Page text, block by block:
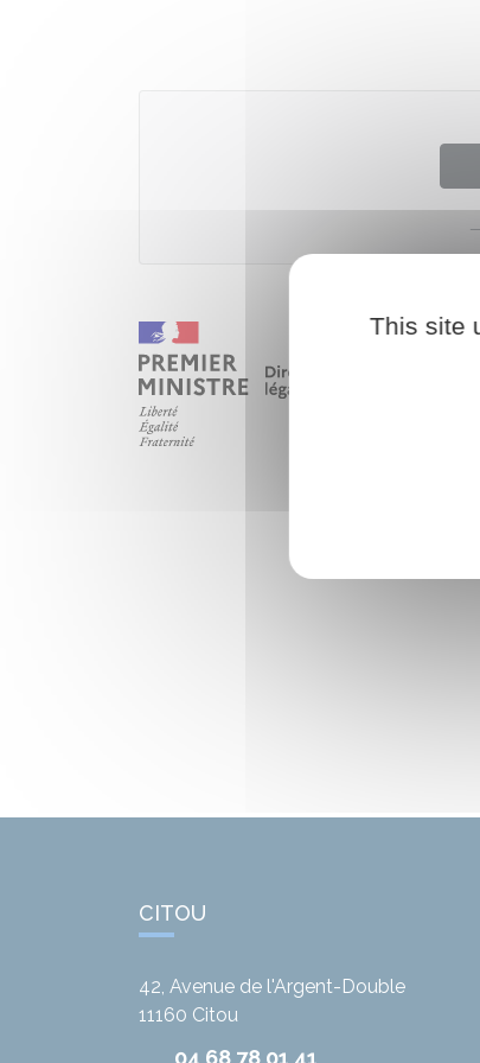
CITOU
42, Avenue de l'Argent-Double
11160 Citou
This site